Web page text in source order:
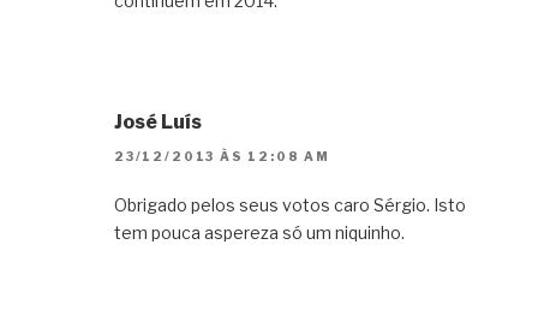
José Luís
23/12/2013 ÀS 12:08 AM
Obrigado pelos seus votos caro Sérgio. Isto
tem pouca aspereza só um niquinho.